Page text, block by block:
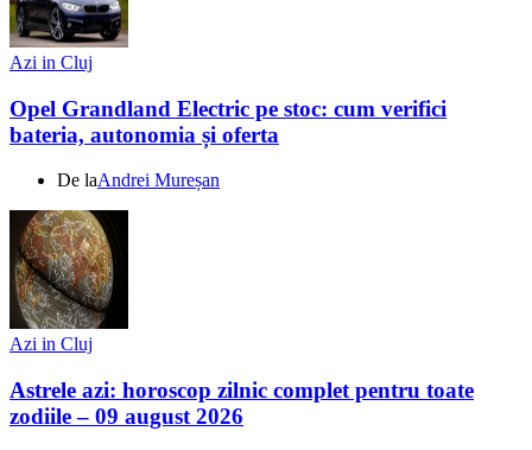
Azi in Cluj
Opel Grandland Electric pe stoc: cum verifici
bateria, autonomia și oferta
De laAndrei Mureșan
Azi in Cluj
Astrele azi: horoscop zilnic complet pentru toate
zodiile – 09 august 2026